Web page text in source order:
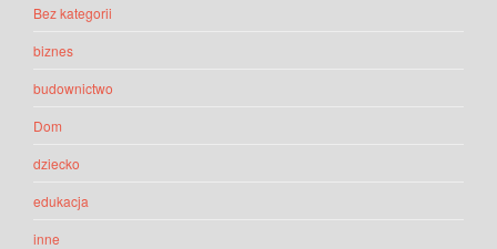
Bez kategorii
biznes
budownictwo
Dom
dziecko
edukacja
inne